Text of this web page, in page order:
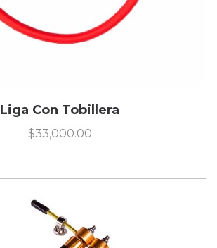
Liga Con Tobillera
$33,000.00